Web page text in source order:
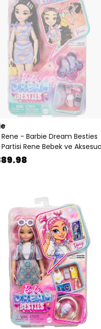
Rene - Barbie Dream Besties
Rene Bebek ve